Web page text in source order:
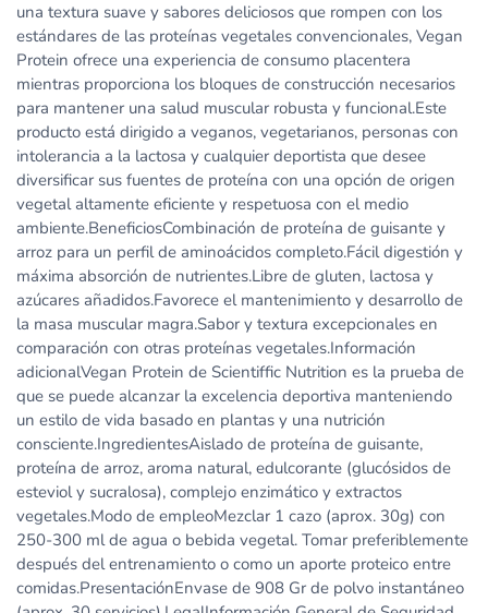
una textura suave y sabores deliciosos que rompen con los
estándares de las proteínas vegetales convencionales, Vegan
Protein ofrece una experiencia de consumo placentera
mientras proporciona los bloques de construcción necesarios
para mantener una salud muscular robusta y funcional.Este
producto está dirigido a veganos, vegetarianos, personas con
intolerancia a la lactosa y cualquier deportista que desee
diversificar sus fuentes de proteína con una opción de origen
vegetal altamente eficiente y respetuosa con el medio
ambiente.BeneficiosCombinación de proteína de guisante y
arroz para un perfil de aminoácidos completo.Fácil digestión y
máxima absorción de nutrientes.Libre de gluten, lactosa y
azúcares añadidos.Favorece el mantenimiento y desarrollo de
la masa muscular magra.Sabor y textura excepcionales en
comparación con otras proteínas vegetales.Información
adicionalVegan Protein de Scientiffic Nutrition es la prueba de
que se puede alcanzar la excelencia deportiva manteniendo
un estilo de vida basado en plantas y una nutrición
consciente.IngredientesAislado de proteína de guisante,
proteína de arroz, aroma natural, edulcorante (glucósidos de
esteviol y sucralosa), complejo enzimático y extractos
vegetales.Modo de empleoMezclar 1 cazo (aprox. 30g) con
250-300 ml de agua o bebida vegetal. Tomar preferiblemente
después del entrenamiento o como un aporte proteico entre
comidas.PresentaciónEnvase de 908 Gr de polvo instantáneo